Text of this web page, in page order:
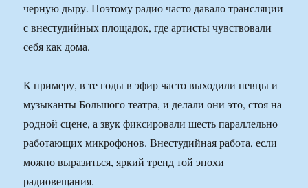
черную дыру. Поэтому радио часто давало трансляции
с внестудийных площадок, где артисты чувствовали
себя как дома.
К примеру, в те годы в эфир часто выходили певцы и
музыканты Большого театра, и делали они это, стоя на
родной сцене, а звук фиксировали шесть параллельно
работающих микрофонов. Внестудийная работа, если
можно выразиться, яркий тренд той эпохи
радиовещания.